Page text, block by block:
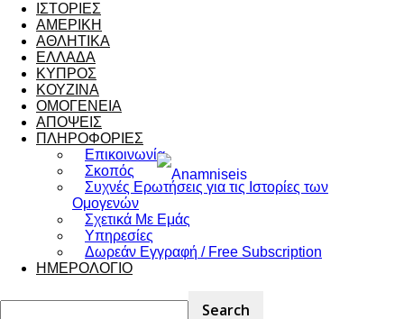
ΙΣΤΟΡΙΕΣ
ΑΜΕΡΙΚΗ
ΑΘΛΗΤΙΚΑ
ΕΛΛΑΔΑ
ΚΥΠΡΟΣ
ΚΟΥΖΙΝΑ
ΟΜΟΓΕΝΕΙΑ
ΑΠΟΨΕΙΣ
ΠΛΗΡΟΦΟΡΙΕΣ
Επικοινωνία
Σκοπός
Συχνές Ερωτήσεις για τις Ιστορίες των
Ομογενών
Σχετικά Με Εμάς
Υπηρεσίες
Δωρεάν Εγγραφή / Free Subscription
ΗΜΕΡΟΛΟΓΙΟ